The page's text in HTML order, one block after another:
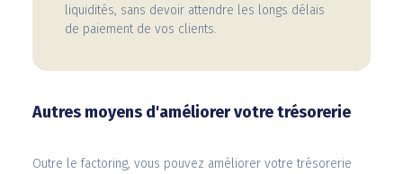
liquidités, sans devoir attendre les longs délais
de paiement de vos clients.
Autres moyens d'améliorer votre trésorerie
Outre le factoring, vous pouvez améliorer votre trésorerie